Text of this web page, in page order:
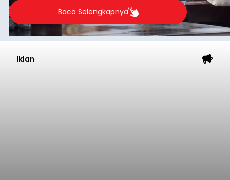
Baca Selengkapnya
Iklan